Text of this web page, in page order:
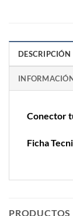
DESCRIPCIÓN
Conector
Ficha